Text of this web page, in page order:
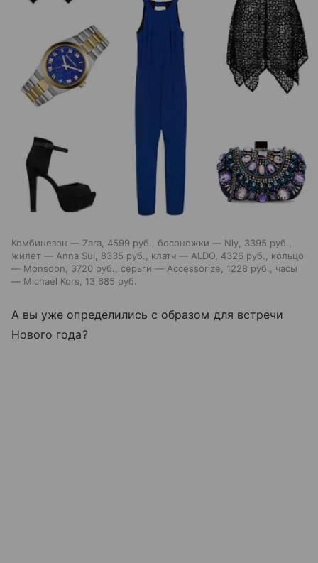
Комбинезон — Zara, 4599 руб., босоножки — Nly, 3395 руб.,
жилет — Anna Sui, 8335 руб., клатч — ALDO, 4326 руб., кольцо
— Monsoon, 3720 руб., серьги — Accessorize, 1228 руб., часы
— Michael Kors, 13 685 руб.
А вы уже определились с образом для встречи
Нового года?